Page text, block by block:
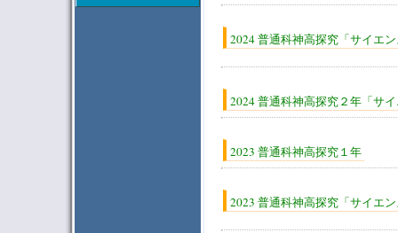
2024 普通科神高探究「サイエ
2024 普通科神高探究２年「サ
2023 普通科神高探究１年
2023 普通科神高探究「サイエ